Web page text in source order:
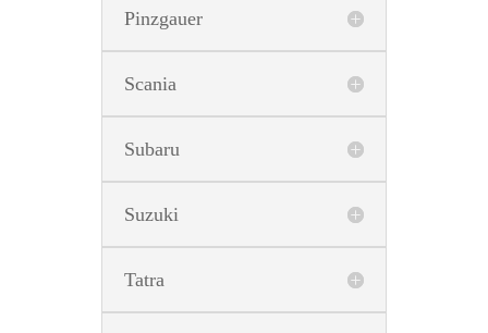
Pinzgauer
Scania
Subaru
Suzuki
Tatra